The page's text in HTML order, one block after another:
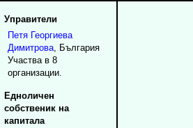
Управители
Петя Георгиева
Димитрова, България
Участва в 8
организации.
Едноличен
собственик на
капитала